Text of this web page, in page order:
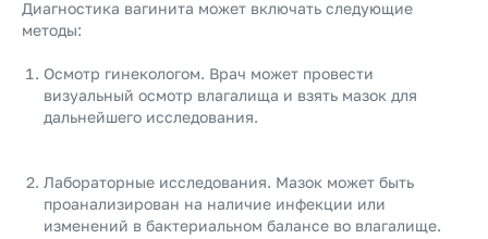
Диагностика вагинита может включать следующие
методы:
Осмотр гинекологом. Врач может провести
визуальный осмотр влагалища и взять мазок для
дальнейшего исследования.
Лабораторные исследования. Мазок может быть
проанализирован на наличие инфекции или
изменений в бактериальном балансе во влагалище.